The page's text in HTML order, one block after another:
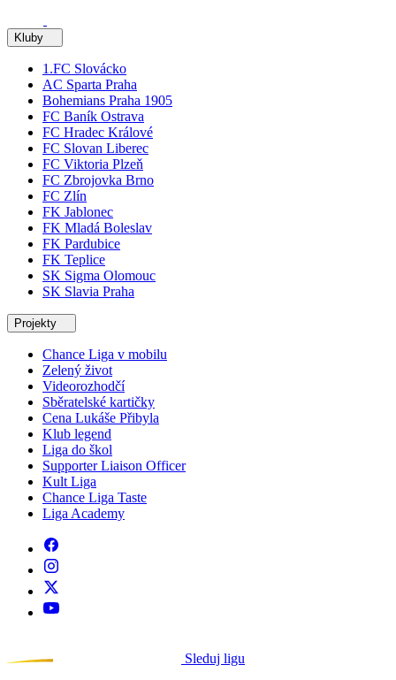
Kluby
1.FC Slovácko
AC Sparta Praha
Bohemians Praha 1905
FC Baník Ostrava
FC Hradec Králové
FC Slovan Liberec
FC Viktoria Plzeň
FC Zbrojovka Brno
FC Zlín
FK Jablonec
FK Mladá Boleslav
FK Pardubice
FK Teplice
SK Sigma Olomouc
SK Slavia Praha
Projekty
Chance Liga v mobilu
Zelený život
Videorozhodčí
Sběratelské kartičky
Cena Lukáše Přibyla
Klub legend
Liga do škol
Supporter Liaison Officer
Kult Liga
Chance Liga Taste
Liga Academy
Sleduj ligu